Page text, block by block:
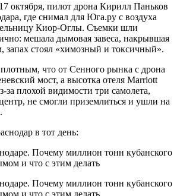
октября, пилот дрона Кирилл Паньков
где снимал для Юга.ру с воздуха
Киор-Оглы. Съемки шли
мешала дымовая завеса, накрывшая
запах стоял «химозный и токсичный».
что от Сенного рынка с дрона
мост, а высотка отеля Marriott
за плохой видимости три самолета,
не смогли приземлиться и ушли на
в тот день: